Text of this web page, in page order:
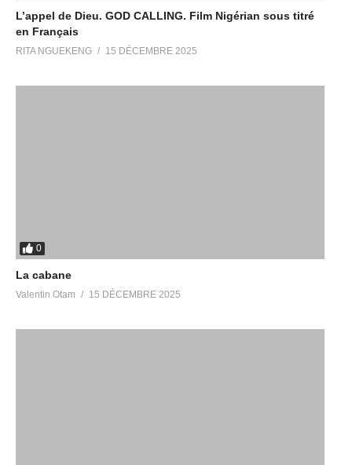
L’appel de Dieu. GOD CALLING. Film Nigérian sous titré
en Français
RITA NGUEKENG 15 DÉCEMBRE 2025
0
La cabane
Valentin Otam 15 DÉCEMBRE 2025